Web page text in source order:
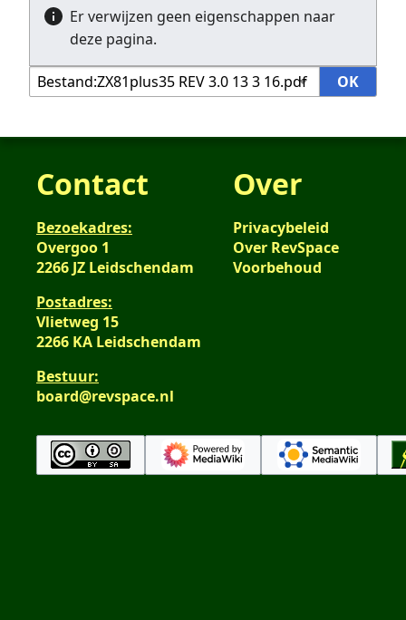
Er verwijzen geen eigenschappen naar
deze pagina.
Contact
Bezoekadres:
Overgoo 1
2266 JZ Leidschendam
Postadres:
Vlietweg 15
2266 KA Leidschendam
Bestuur:
board@revspace.nl
Over
Privacybeleid
Over RevSpace
Voorbehoud